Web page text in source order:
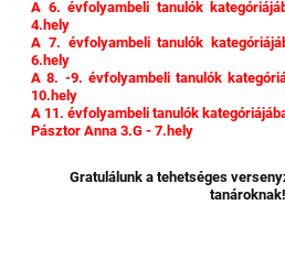
A 6. évfolyambeli tanulók
4.hely
A 7. évfolyambeli tanulók
6.hely
A 8. -9. évfolyambeli tanulók
10.hely
A 11. évfolyambeli tanulók
Pásztor Anna 3.G - 7.hely
Gratulálunk a tehetséges
tanároknak!